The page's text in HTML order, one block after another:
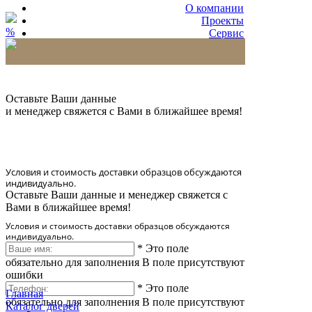
О компании
Проекты
Сервис
%
Оставьте Ваши данные
и менеджер свяжется с Вами в ближайшее время!
Условия и стоимость доставки образцов обсуждаются
индивидуально.
Оставьте Ваши данные и менеджер свяжется с
Вами в ближайшее время!
Условия и стоимость доставки образцов обсуждаются
индивидуально.
* Это поле
обязательно для заполнения В поле присутствуют
ошибки
* Это поле
обязательно для заполнения В поле присутствуют
Главная
Каталог дверей